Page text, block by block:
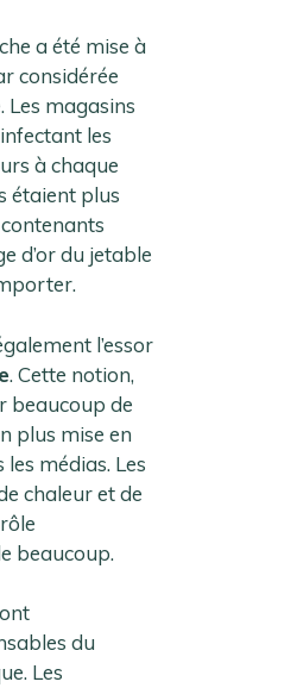
a été mise à
considérée
Les magasins
les
à chaque
étaient plus
d’or du jetable
l’essor
. Cette notion,
beaucoup de
plus mise en
médias. Les
chaleur et de
beaucoup.
du
Les